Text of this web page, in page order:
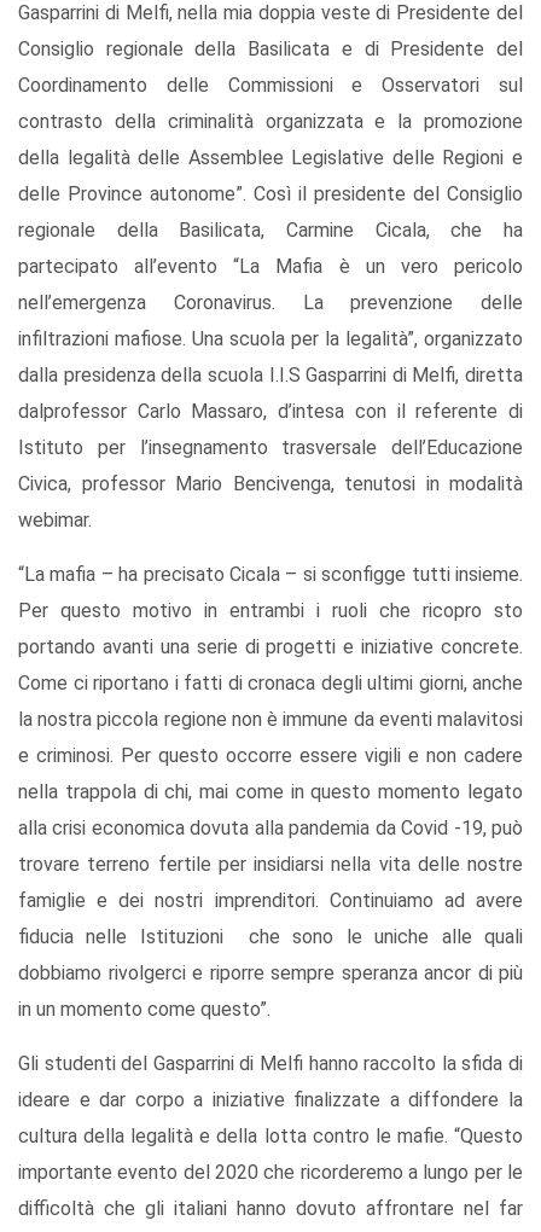
Gasparrini di Melfi, nella mia doppia veste di Presidente del
Consiglio regionale della Basilicata e di Presidente del
Coordinamento delle Commissioni e Osservatori sul
contrasto della criminalità organizzata e la promozione
della legalità delle Assemblee Legislative delle Regioni e
delle Province autonome”. Così il presidente del Consiglio
regionale della Basilicata, Carmine Cicala, che ha
partecipato all’evento “La Mafia è un vero pericolo
nell’emergenza Coronavirus. La prevenzione delle
infiltrazioni mafiose. Una scuola per la legalità”, organizzato
dalla presidenza della scuola I.I.S Gasparrini di Melfi, diretta
dalprofessor Carlo Massaro, d’intesa con il referente di
Istituto per l’insegnamento trasversale dell’Educazione
Civica, professor Mario Bencivenga, tenutosi in modalità
webimar.
“La mafia – ha precisato Cicala – si sconfigge tutti insieme.
Per questo motivo in entrambi i ruoli che ricopro sto
portando avanti una serie di progetti e iniziative concrete.
Come ci riportano i fatti di cronaca degli ultimi giorni, anche
la nostra piccola regione non è immune da eventi malavitosi
e criminosi. Per questo occorre essere vigili e non cadere
nella trappola di chi, mai come in questo momento legato
alla crisi economica dovuta alla pandemia da Covid -19, può
trovare terreno fertile per insidiarsi nella vita delle nostre
famiglie e dei nostri imprenditori. Continuiamo ad avere
fiducia nelle Istituzioni che sono le uniche alle quali
dobbiamo rivolgerci e riporre sempre speranza ancor di più
in un momento come questo”.
Gli studenti del Gasparrini di Melfi hanno raccolto la sfida di
ideare e dar corpo a iniziative finalizzate a diffondere la
cultura della legalità e della lotta contro le mafie. “Questo
importante evento del 2020 che ricorderemo a lungo per le
difficoltà che gli italiani hanno dovuto affrontare nel far